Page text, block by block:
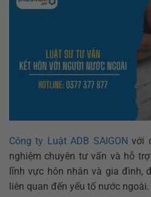
Công ty Luật ADB SAIGON với
nghiệm chuyên tư vấn và hỗ
lĩnh vực hôn nhân và gia đình,
liên quan đến yếu tố nước ngoài.